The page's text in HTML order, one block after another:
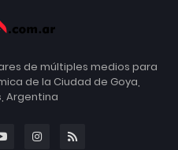
de múltiples medios para
de la Ciudad de Goya,
Argentina